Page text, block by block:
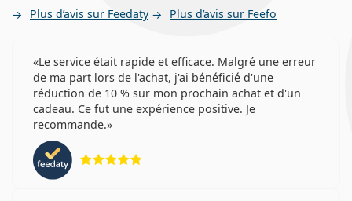
Plus d’avis sur Feedaty Plus d’avis sur Feefo
Le service était rapide et efficace. Malgré une erreur
de ma part lors de l'achat, j'ai bénéficié d'une
réduction de 10 % sur mon prochain achat et d'un
cadeau. Ce fut une expérience positive. Je
recommande.